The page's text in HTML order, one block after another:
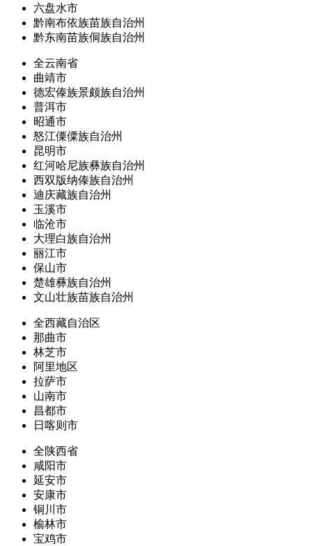
六盘水市
黔南布依族苗族自治州
黔东南苗族侗族自治州
全云南省
曲靖市
德宏傣族景颇族自治州
普洱市
昭通市
怒江傈僳族自治州
昆明市
红河哈尼族彝族自治州
西双版纳傣族自治州
迪庆藏族自治州
玉溪市
临沧市
大理白族自治州
丽江市
保山市
楚雄彝族自治州
文山壮族苗族自治州
全西藏自治区
那曲市
林芝市
阿里地区
拉萨市
山南市
昌都市
日喀则市
全陕西省
咸阳市
延安市
安康市
铜川市
榆林市
宝鸡市